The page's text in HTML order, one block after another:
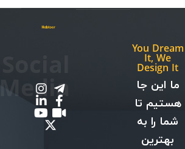
You Dream
It, We
Design It
ما این جا
هستیم تا
شما را به
بهترین
Media